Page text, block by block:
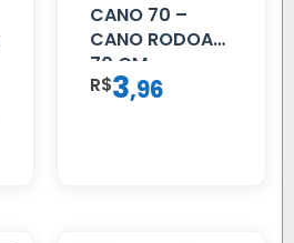
CANO 70 –
CANO RODOAR
70 CM
R$3,96